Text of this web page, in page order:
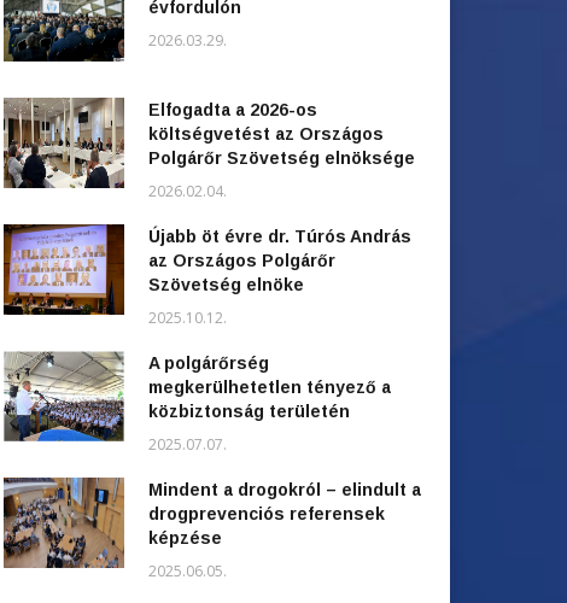
évfordulón
2026.03.29.
Elfogadta a 2026-os
költségvetést az Országos
Polgárőr Szövetség elnöksége
2026.02.04.
Újabb öt évre dr. Túrós András
az Országos Polgárőr
Szövetség elnöke
2025.10.12.
A polgárőrség
megkerülhetetlen tényező a
közbiztonság területén
2025.07.07.
Mindent a drogokról – elindult a
drogprevenciós referensek
képzése
2025.06.05.